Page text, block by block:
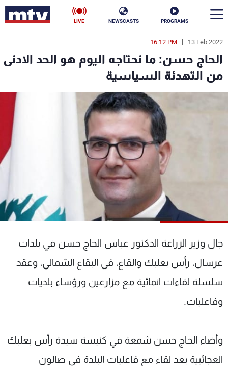
PROGRAMS
NEWSCASTS
LIVE
13 Feb 2022
16:12 PM
الحاج حسن: ما نحتاجه اليوم هو الحد الادنى
من التهدئة السياسية
جال وزير الزراعة الدكتور عباس الحاج حسن في بلدات
عرسال، رأس بعلبك والقاع، في البقاع الشمالي، وعقد
سلسلة لقاءات انمائية مع مزارعين ورؤساء بلديات
وفاعليات.
وأضاء الحاج حسن شمعة في كنيسة سيدة رأس بعلبك
العجائبية بعد لقاء مع فاعليات البلدة في صالون
en
الأخبار
سياسة ناس
فن
رياضة
جدول البرامج
شاهد البرامج
عن MTV
الإنـتـاج
لاعلاناتكم
وظائف